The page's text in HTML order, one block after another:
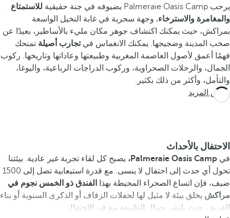
يرحب Palmeraie Oasis Camp بضيوفه في جنة حقيقية
للاستمتاع
والمغامرة والاسترخاء. وجهة سحرية في غابة النخيل الواسعة
بمراكش، حيث يمكنك اكتشاف جوهر مكان مليء بالأساطير، بعيدًا عن
صخب المدينة وضجيجها. يمكنك الانغماس فيتجارب أصيلة تمنحك
فهمًا أعمق لأصول العاصمة المغربية وطبيعتها وعاداتها وتاريخها. ركوب
الجمال، والرحلات الصحراوية، وركوب الدراجات الرباعية، واليوغا،
والتأمل، وأكثر من ذلك بكثير.
عرض المزيد
الاحتفال بالأحداث
في Palmeraie Oasis Camp،
يصبح كل لقاء تجربة غير عادية. بيئتنا
تحول أي حدث إلى احتفال لا ينسى. مع قدرة استيعابية تصل إلى 1500
ضيف، فإن اتساع الصحراء المحيطة بهذا
الفندق ذو الخمس نجوم في
مراكش يخلق بيئة لا مثيل لها لحفلات الزفاف أو الذكرى السنوية أو بناء
الفريق، حيث يلتقي جمال الطبيعة مع فن الاحتفال.